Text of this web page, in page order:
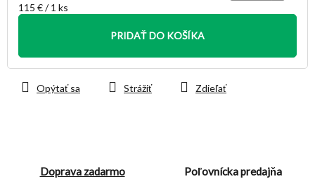
Jednotková
cena:
115 € / 1 ks
PRIDAŤ DO KOŠÍKA
Doprava zadarmo Poľovnícka predajňa
Opýtať sa Strážiť Zdieľať